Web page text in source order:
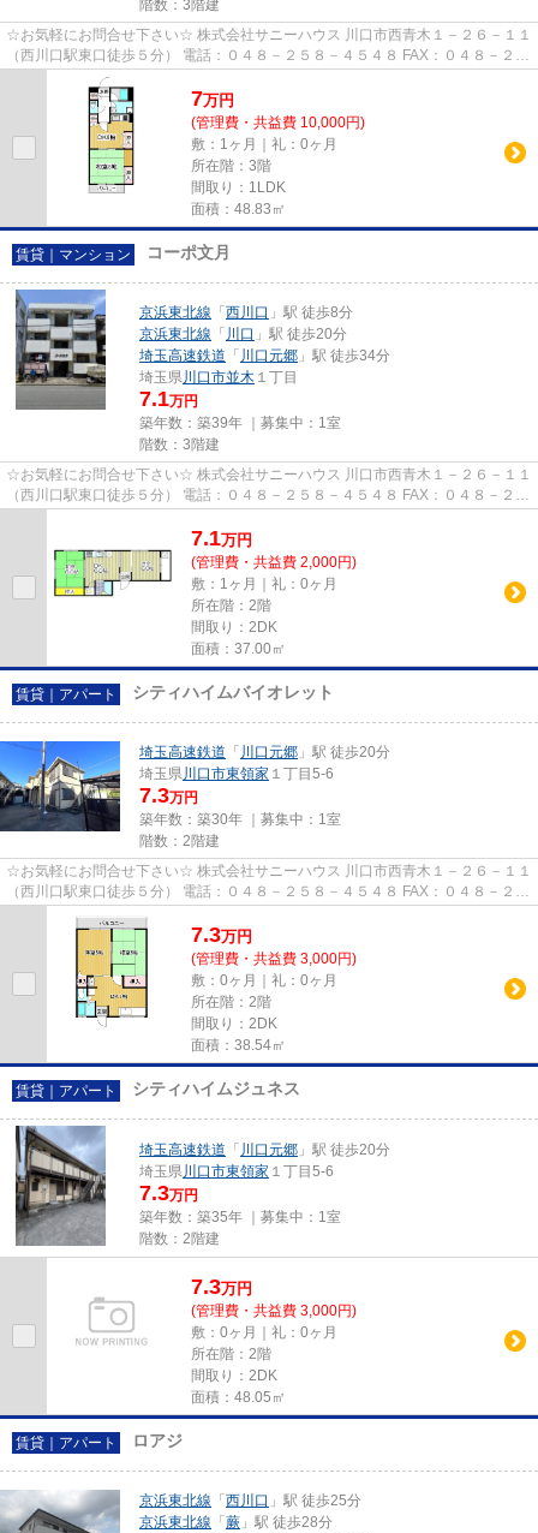
階数：3階建
☆お気軽にお問合せ下さい☆ 株式会社サニーハウス 川口市西青木１－２６－１１
（西川口駅東口徒歩５分） 電話：０４８－２５８－４５４８ FAX：０４８－２５
８－４５２８ MAIL：sales@s...
7万円
(管理費・共益費 10,000円)
敷：1ヶ月｜礼：0ヶ月
所在階：3階
間取り：1LDK
面積：48.83㎡
賃貸｜マンション コーポ文月
京浜東北線 「 西川口 」駅 徒歩8分
京浜東北線 「 川口 」駅 徒歩20分
埼玉高速鉄道 「 川口元郷 」駅 徒歩34分
埼玉県川口市並木 １丁目
7.1万円
築年数：築39年 ｜募集中： 1室
階数：3階建
☆お気軽にお問合せ下さい☆ 株式会社サニーハウス 川口市西青木１－２６－１１
（西川口駅東口徒歩５分） 電話：０４８－２５８－４５４８ FAX：０４８－２５
7.1万円
(管理費・共益費 2,000円)
敷：1ヶ月｜礼：0ヶ月
所在階：2階
間取り：2DK
面積：37.00㎡
賃貸｜アパート シティハイムバイオレット
埼玉高速鉄道 「 川口元郷 」駅 徒歩20分
埼玉県川口市東領家 １丁目5-6
7.3万円
築年数：築30年 ｜募集中： 1室
階数：2階建
☆お気軽にお問合せ下さい☆ 株式会社サニーハウス 川口市西青木１－２６－１１
（西川口駅東口徒歩５分） 電話：０４８－２５８－４５４８ FAX：０４８－２５
7.3万円
(管理費・共益費 3,000円)
敷：0ヶ月｜礼：0ヶ月
所在階：2階
間取り：2DK
面積：38.54㎡
賃貸｜アパート シティハイムジュネス
埼玉高速鉄道 「 川口元郷 」駅 徒歩20分
埼玉県川口市東領家 １丁目5-6
7.3万円
築年数：築35年 ｜募集中： 1室
階数：2階建
7.3万円
(管理費・共益費 3,000円)
敷：0ヶ月｜礼：0ヶ月
所在階：2階
間取り：2DK
面積：48.05㎡
賃貸｜アパート ロアジ
京浜東北線 「 西川口 」駅 徒歩25分
京浜東北線 「 蕨 」駅 徒歩28分